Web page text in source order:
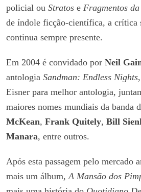
policial ou Stratos e Fragmentos
de índole ficção-científica, a crítica
continua sempre presente.
Em 2004 é convidado por Neil
antologia Sandman: Endless Nights
Eisner para melhor antologia,
maiores nomes mundiais da banda
McKean, Frank Quitely, Bill
Manara, entre outros.
Após esta passagem pelo mercado
mais um álbum, A Mansão dos